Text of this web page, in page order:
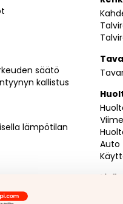
säätö
kallistus
lämpötilan
Auto